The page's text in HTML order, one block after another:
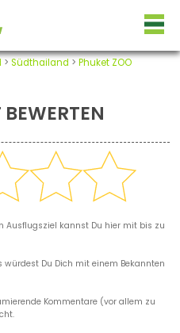
> Südthailand > Phuket ZOO
BEWERTEN
Ausflugsziel kannst Du hier mit bis zu
würdest Du Dich mit einem Bekannten
Kommentare (vor allem zu